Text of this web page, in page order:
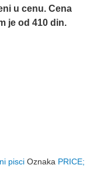
u cenu. Cena
je od 410 din.
pisci Oznaka PRICE;